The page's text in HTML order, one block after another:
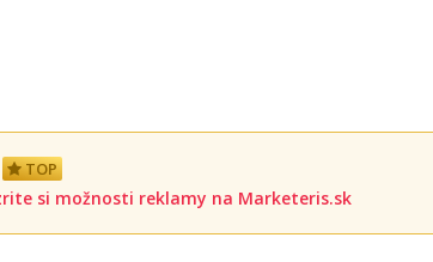
TOP
si možnosti reklamy na Marketeris.sk